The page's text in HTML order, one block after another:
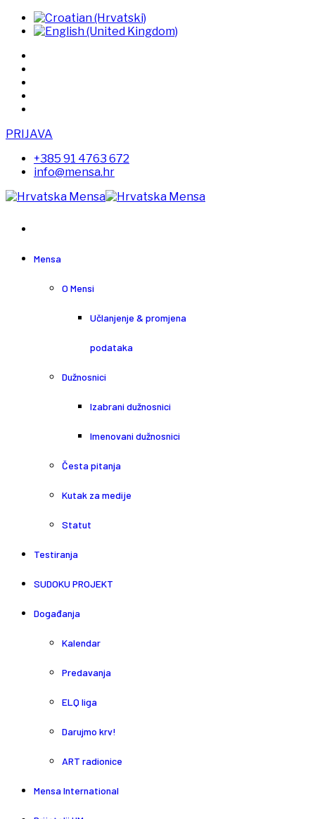
PRIJAVA
+385 91 4763 672
info@mensa.hr
Mensa
O Mensi
Učlanjenje & promjena
podataka
Dužnosnici
Izabrani dužnosnici
Imenovani dužnosnici
Česta pitanja
Kutak za medije
Statut
Testiranja
SUDOKU PROJEKT
Događanja
Kalendar
Predavanja
ELQ liga
Darujmo krv!
ART radionice
Mensa International